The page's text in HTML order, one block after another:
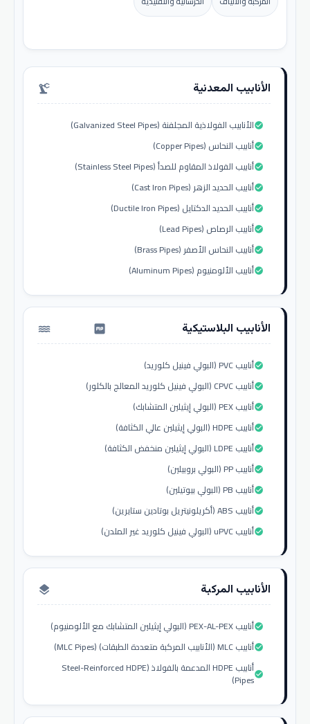
الأنابيب المعدنية precision_manufacturing
الأنابيب الفولاذية المجلفنة (Galvanized Steel Pipes)check_circle
أنابيب النحاس (Copper Pipes)check_circle
أنابيب الفولاذ المقاوم للصدأ (Stainless Steel Pipes)check_circle
أنابيب الحديد الزهر (Cast Iron Pipes)check_circle
أنابيب الحديد الدكتايل (Ductile Iron Pipes)check_circle
أنابيب الرصاص (Lead Pipes)check_circle
أنابيب النحاس الأصفر (Brass Pipes)check_circle
أنابيب الألومنيوم (Aluminum Pipes)check_circle
الأنابيب البلاستيكية water_pump
أنابيب PVC (البولي فينيل كلوريد)check_circle
أنابيب CPVC (البولي فينيل كلوريد المعالج بالكلور)check_circle
أنابيب PEX (البولي إيثيلين المتشابك)check_circle
أنابيب HDPE (البولي إيثيلين عالي الكثافة)check_circle
أنابيب LDPE (البولي إيثيلين منخفض الكثافة)check_circle
أنابيب PP (البولي بروبيلين)check_circle
أنابيب PB (البولي بيوتيلين)check_circle
أنابيب ABS (أكريلونيتريل بوتادين ستايرين)check_circle
أنابيب uPVC (البولي فينيل كلوريد غير الملدن)check_circle
الأنابيب المركبة layers
أنابيب PEX-AL-PEX (البولي إيثيلين المتشابك مع الألومنيوم)check_circle
أنابيب MLC (الأنابيب المركبة متعددة الطبقات) (MLC Pipes)check_circle
أنابيب HDPE المدعمة بالفولاذ (Steel-Reinforced HDPE
Pipes)check_circle